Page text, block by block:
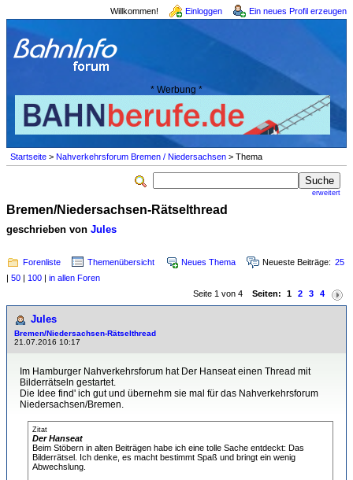
Willkommen! Einloggen Ein neues Profil erzeugen
* Werbung *
Startseite > Nahverkehrsforum Bremen / Niedersachsen > Thema
erweitert
Bremen/Niedersachsen-Rätselthread
geschrieben von Jules
Forenliste Themenübersicht Neues Thema Neueste Beiträge: 25
| 50 | 100 | in allen Foren
Seite 1 von 4 Seiten: 1 2 3 4
Jules
Bremen/Niedersachsen-Rätselthread
21.07.2016 10:17
Im Hamburger Nahverkehrsforum hat Der Hanseat einen Thread mit
Bilderrätseln gestartet.
Die Idee find' ich gut und übernehm sie mal für das Nahverkehrsforum
Niedersachsen/Bremen.
Zitat
Der Hanseat
Beim Stöbern in alten Beiträgen habe ich eine tolle Sache entdeckt: Das
Bilderrätsel. Ich denke, es macht bestimmt Spaß und bringt ein wenig
Abwechslung.